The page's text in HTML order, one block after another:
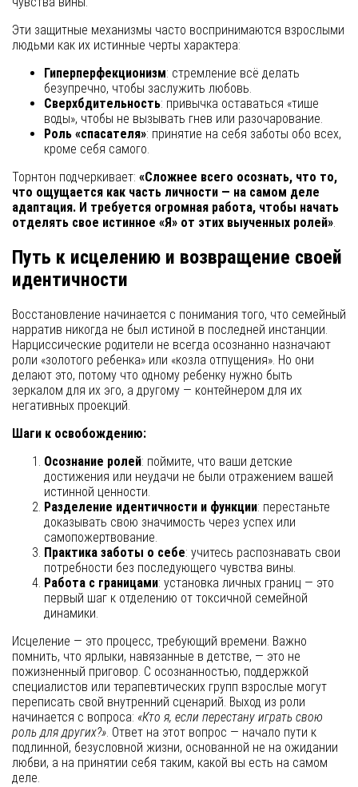
Эти защитные механизмы часто воспринимаются взрослыми
людьми как их истинные черты характера:
Гиперперфекционизм: стремление всё делать
безупречно, чтобы заслужить любовь.
Сверхбдительность: привычка оставаться «тише
воды», чтобы не вызывать гнев или разочарование.
Роль «спасателя»: принятие на себя заботы обо всех,
кроме себя самого.
Торнтон подчеркивает: «Сложнее всего осознать, что то,
что ощущается как часть личности — на самом деле
адаптация. И требуется огромная работа, чтобы начать
отделять свое истинное «Я» от этих выученных ролей».
Путь к исцелению и возвращение своей
идентичности
Восстановление начинается с понимания того, что семейный
нарратив никогда не был истиной в последней инстанции.
Нарциссические родители не всегда осознанно назначают
роли «золотого ребенка» или «козла отпущения». Но они
делают это, потому что одному ребенку нужно быть
зеркалом для их эго, а другому — контейнером для их
негативных проекций.
Шаги к освобождению:
Осознание ролей: поймите, что ваши детские
достижения или неудачи не были отражением вашей
истинной ценности.
Разделение идентичности и функции: перестаньте
доказывать свою значимость через успех или
самопожертвование.
Практика заботы о себе: учитесь распознавать свои
потребности без последующего чувства вины.
Работа с границами: установка личных границ — это
первый шаг к отделению от токсичной семейной
динамики.
Исцеление — это процесс, требующий времени. Важно
помнить, что ярлыки, навязанные в детстве, — это не
пожизненный приговор. С осознанностью, поддержкой
специалистов или терапевтических групп взрослые могут
переписать свой внутренний сценарий. Выход из роли
начинается с вопроса: «Кто я, если перестану играть свою
роль для других?». Ответ на этот вопрос — начало пути к
подлинной, безусловной жизни, основанной не на ожидании
любви, а на принятии себя таким, какой вы есть на самом
деле.